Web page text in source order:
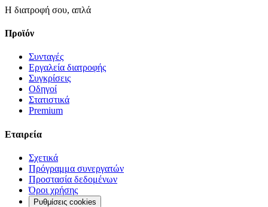
Η διατροφή σου, απλά
Προϊόν
Συνταγές
Εργαλεία διατροφής
Συγκρίσεις
Οδηγοί
Στατιστικά
Premium
Εταιρεία
Σχετικά
Πρόγραμμα συνεργατών
Προστασία δεδομένων
Όροι χρήσης
Ρυθμίσεις cookies